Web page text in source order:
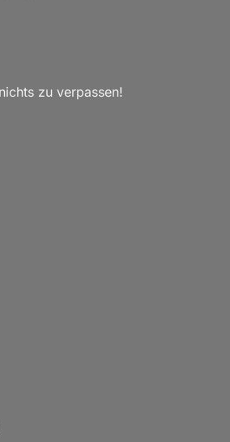
zu verpassen!